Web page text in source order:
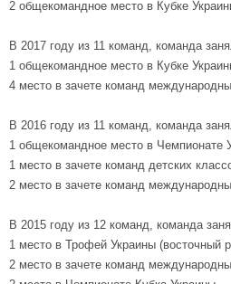
2 общекомандное место в Кубке
В 2017 году из 11 команд, команда
1 общекомандное место в Кубке
4 место в зачете команд
В 2016 году из 11 команд, команда
1 общекомандное место в Чемпионате
1 место в зачете команд детских
2 место в зачете команд
В 2015 году из 12 команд, команда
1 место в Трофей Украины (восточный
2 место в зачете команд